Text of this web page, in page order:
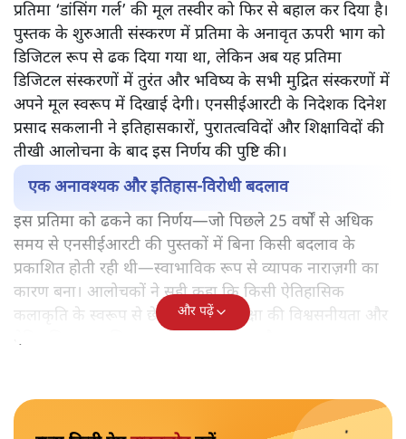
प्रतिमा ‘डांसिंग गर्ल’ की मूल तस्वीर को फिर से बहाल कर दिया है।
पुस्तक के शुरुआती संस्करण में प्रतिमा के अनावृत ऊपरी भाग को
डिजिटल रूप से ढक दिया गया था, लेकिन अब यह प्रतिमा
डिजिटल संस्करणों में तुरंत और भविष्य के सभी मुद्रित संस्करणों में
अपने मूल स्वरूप में दिखाई देगी। एनसीईआरटी के निदेशक दिनेश
प्रसाद सकलानी ने इतिहासकारों, पुरातत्वविदों और शिक्षाविदों की
तीखी आलोचना के बाद इस निर्णय की पुष्टि की।
एक अनावश्यक और इतिहास-विरोधी बदलाव
इस प्रतिमा को ढकने का निर्णय—जो पिछले 25 वर्षों से अधिक
समय से एनसीईआरटी की पुस्तकों में बिना किसी बदलाव के
प्रकाशित होती रही थी—स्वाभाविक रूप से व्यापक नाराज़गी का
कारण बना। आलोचकों ने सही कहा कि किसी ऐतिहासिक
कलाकृति के स्वरूप से छेड़छाड़ करना शिक्षा की विश्वसनीयता और
ऐतिहासिक प्रामाणिकता को कमज़ोर करता है।
और पढ़ें